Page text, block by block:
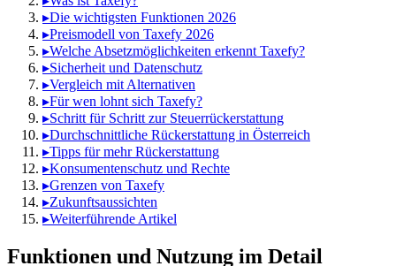
▸Die wichtigsten Funktionen 2026
▸Preismodell von Taxefy 2026
▸Welche Absetzmöglichkeiten erkennt Taxefy?
▸Sicherheit und Datenschutz
▸Vergleich mit Alternativen
▸Für wen lohnt sich Taxefy?
▸Schritt für Schritt zur Steuerrückerstattung
▸Durchschnittliche Rückerstattung in Österreich
▸Tipps für mehr Rückerstattung
▸Konsumentenschutz und Rechte
▸Grenzen von Taxefy
▸Zukunftsaussichten
▸Weiterführende Artikel
Funktionen und Nutzung im Detail